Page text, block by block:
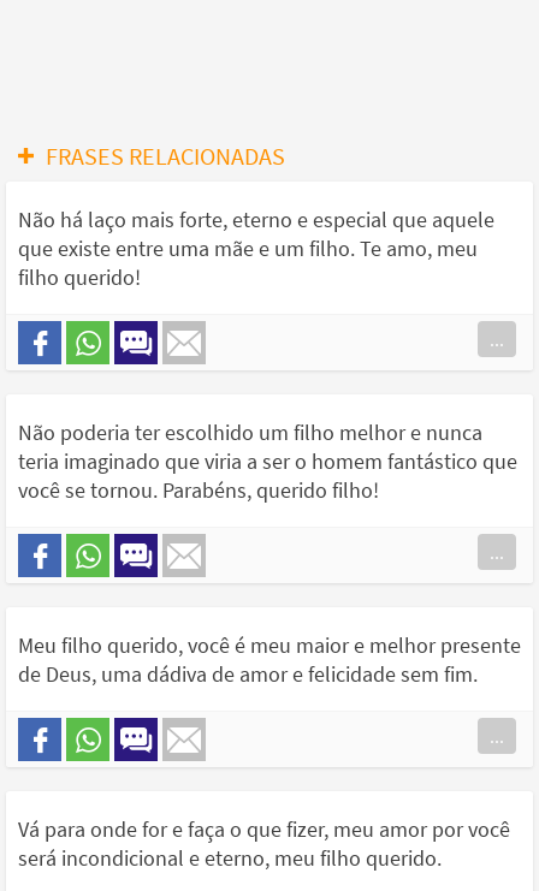
FRASES RELACIONADAS
Não há laço mais forte, eterno e especial que aquele
que existe entre uma mãe e um filho. Te amo, meu
filho querido!
...
Não poderia ter escolhido um filho melhor e nunca
teria imaginado que viria a ser o homem fantástico que
você se tornou. Parabéns, querido filho!
...
Meu filho querido, você é meu maior e melhor presente
de Deus, uma dádiva de amor e felicidade sem fim.
...
Vá para onde for e faça o que fizer, meu amor por você
será incondicional e eterno, meu filho querido.